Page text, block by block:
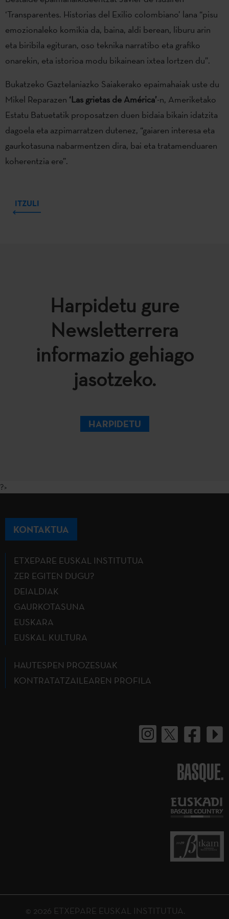
‘Transparentes. Historias del Exilio colombiano’ lana “pisu
emozionaleko komikia da, baina, aldi berean, liburu arin
eta biribila egituran, oso teknika narratibo eta grafiko
onarekin, eta istorioa modu bikainean ixtea lortzen du”.
Bukatzeko Gaztelaniazko Saiakerako epaimahaiak uste du
Mikel Reparazen ‘Las grietas de América’-n, Ameriketako
Estatu Batuetatik proposatzen duen bidaia bikain idatzita
dagoela eta azpimarratzen dutenez, “gaiaren interesa eta
gaurkotasuna nabarmentzen dira, bai eta tratamenduaren
koherentzia ere”.
ITZULI
Harpidetu gure
Newsletterrera
informazio gehiago
jasotzeko.
HARPIDETU
?>
KONTAKTUA
ETXEPARE EUSKAL INSTITUTUA
ZER EGITEN DUGU?
DEIALDIAK
GAURKOTASUNA
EUSKARA
EUSKAL KULTURA
HAUTESPEN PROZESUAK
KONTRATATZAILEAREN PROFILA
BASQUE.
© 2026 ETXEPARE EUSKAL INSTITUTUA.